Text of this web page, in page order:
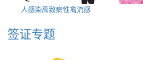
人感染高致病性禽流感
签证专题